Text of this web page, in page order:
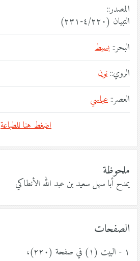
المصدر::
التبيان (٤/٢٢٠-٢٣١)
البحر::بسيط
الروي::نون
العصر::عباسي
اضغط هنا للطباعة
ملحوظة
يمدح أبا سهل سعيد بن عبد الله الأنطاكي
الصفحات
١ - البيت (١) في صفحة (٢٢٠)،